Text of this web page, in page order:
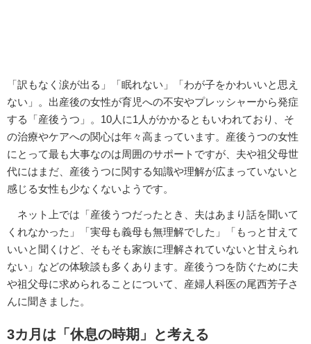
「訳もなく涙が出る」「眠れない」「わが子をかわいいと思え
ない」。出産後の女性が育児への不安やプレッシャーから発症
する「産後うつ」。10人に1人がかかるともいわれており、そ
の治療やケアへの関心は年々高まっています。産後うつの女性
にとって最も大事なのは周囲のサポートですが、夫や祖父母世
代にはまだ、産後うつに関する知識や理解が広まっていないと
感じる女性も少なくないようです。
ネット上では「産後うつだったとき、夫はあまり話を聞いて
くれなかった」「実母も義母も無理解でした」「もっと甘えて
いいと聞くけど、そもそも家族に理解されていないと甘えられ
ない」などの体験談も多くあります。産後うつを防ぐために夫
や祖父母に求められることについて、産婦人科医の尾西芳子さ
んに聞きました。
3カ月は「休息の時期」と考える